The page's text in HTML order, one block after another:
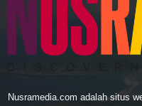
Nusramedia.com adalah situs